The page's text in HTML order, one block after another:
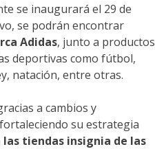
se inaugurará el 29 de
se podrán encontrar
Adidas, junto a productos
deportivas como fútbol,
natación, entre otras.
a cambios y
su estrategia
tiendas insignia de las